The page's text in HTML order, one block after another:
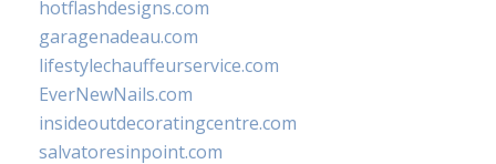
hotflashdesigns.com
garagenadeau.com
lifestylechauffeurservice.com
EverNewNails.com
insideoutdecoratingcentre.com
salvatoresinpoint.com